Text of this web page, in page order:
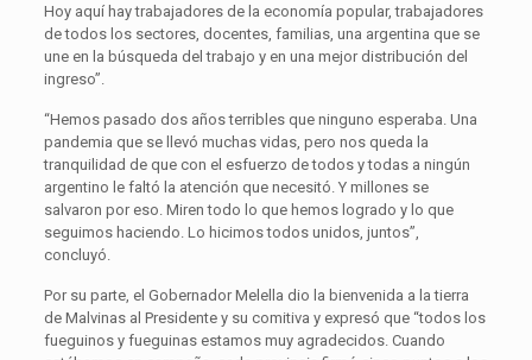
Hoy aquí hay trabajadores de la economía popular, trabajadores
de todos los sectores, docentes, familias, una argentina que se
une en la búsqueda del trabajo y en una mejor distribución del
ingreso”.
“Hemos pasado dos años terribles que ninguno esperaba. Una
pandemia que se llevó muchas vidas, pero nos queda la
tranquilidad de que con el esfuerzo de todos y todas a ningún
argentino le faltó la atención que necesitó. Y millones se
salvaron por eso. Miren todo lo que hemos logrado y lo que
seguimos haciendo. Lo hicimos todos unidos, juntos”,
concluyó.
Por su parte, el Gobernador Melella dio la bienvenida a la tierra
de Malvinas al Presidente y su comitiva y expresó que “todos los
fueguinos y fueguinas estamos muy agradecidos. Cuando